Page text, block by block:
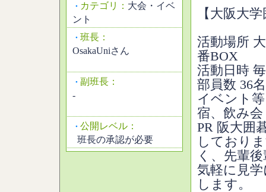
・ カテゴリ： 大会・イベ
ント
・ 班長：
OsakaUniさん
・ 副班長：
-
・ 公開レベル：
班長の承認が必要
【大阪大
活動場所
番BOX
活動日時
部員数 36
イベント
宿、飲み会
PR 阪大囲
しており
く、先輩
気軽に見
します。